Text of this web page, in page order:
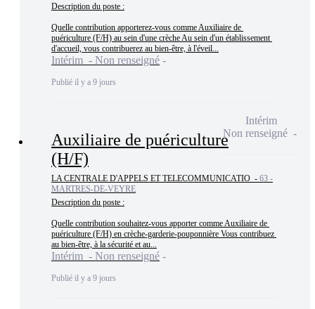
Description du poste :
Quelle contribution apporterez-vous comme Auxiliaire de
puériculture (F/H) au sein d'une crèche Au sein d'un établissement
d'accueil, vous contribuerez au bien-être, à l'éveil...
Intérim - Non renseigné
Publié il y a 9 jours
Auxiliaire de puériculture
(H/F)
LA CENTRALE D'APPELS ET TELECOMMUNICATIO - 63 -
MARTRES-DE-VEYRE
Description du poste :
Quelle contribution souhaitez-vous apporter comme Auxiliaire de
puériculture (F/H) en crèche-garderie-pouponnière Vous contribuez
au bien-être, à la sécurité et au...
Intérim - Non renseigné
Publié il y a 9 jours
Intérim
Non renseigné